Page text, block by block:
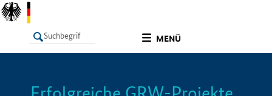
MENÜ
LISTE Info